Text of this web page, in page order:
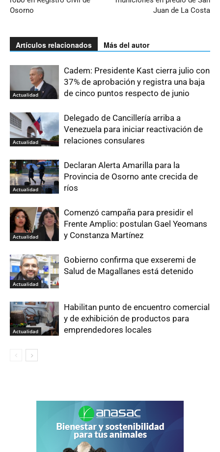
Osorno
Juan de La Costa
Artículos relacionados Más del autor
Actualidad
Cadem: Presidente Kast cierra julio con
37% de aprobación y registra una baja
de cinco puntos respecto de junio
Actualidad
Delegado de Cancillería arriba a
Venezuela para iniciar reactivación de
relaciones consulares
Actualidad
Declaran Alerta Amarilla para la
Provincia de Osorno ante crecida de
ríos
Actualidad
Comenzó campaña para presidir el
Frente Amplio: postulan Gael Yeomans
y Constanza Martínez
Actualidad
Gobierno confirma que exseremi de
Salud de Magallanes está detenido
Actualidad
Habilitan punto de encuentro comercial
y de exhibición de productos para
emprendedores locales